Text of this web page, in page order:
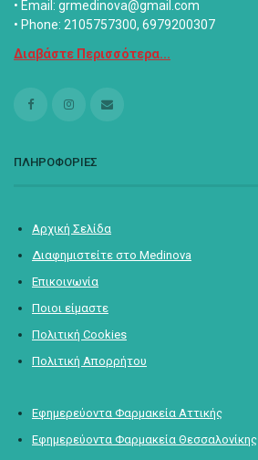
• Email: grmedinova@gmail.com
• Phone: 2105757300, 6979200307
Διαβάστε Περισσότερα...
ΠΛΗΡΟΦΟΡΙΕΣ
Αρχική Σελίδα
Διαφημιστείτε στο Medinova
Επικοινωνία
Ποιοι είμαστε
Πολιτική Cookies
Πολιτική Απορρήτου
Εφημερεύοντα Φαρμακεία Αττικής
Εφημερεύοντα Φαρμακεία Θεσσαλονίκης